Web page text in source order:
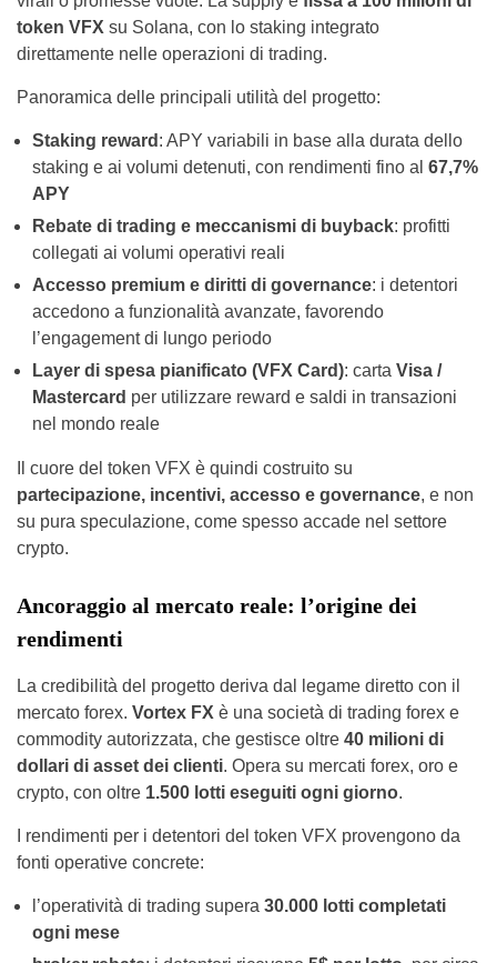
token VFX su Solana, con lo staking integrato
direttamente nelle operazioni di trading.
Panoramica delle principali utilità del progetto:
Staking reward : APY variabili in base alla durata dello
staking e ai volumi detenuti, con rendimenti fino al 67,7%
APY
Rebate di trading e meccanismi di buyback: profitti
collegati ai volumi operativi reali
Accesso premium e diritti di governance: i detentori
accedono a funzionalità avanzate, favorendo
l’engagement di lungo periodo
Layer di spesa pianificato (VFX Card): carta Visa /
Mastercard per utilizzare reward e saldi in transazioni
nel mondo reale
Il cuore del token VFX è quindi costruito su
partecipazione, incentivi, accesso e governance, e non
su pura speculazione, come spesso accade nel settore
crypto.
Ancoraggio al mercato reale: l’origine dei
rendimenti
La credibilità del progetto deriva dal legame diretto con il
mercato forex. Vortex FX è una società di trading forex e
commodity autorizzata, che gestisce oltre 40 milioni di
dollari di asset dei clienti. Opera su mercati forex, oro e
crypto, con oltre 1.500 lotti eseguiti ogni giorno.
I rendimenti per i detentori del token VFX provengono da
fonti operative concrete:
l’operatività di trading supera 30.000 lotti completati
ogni mese